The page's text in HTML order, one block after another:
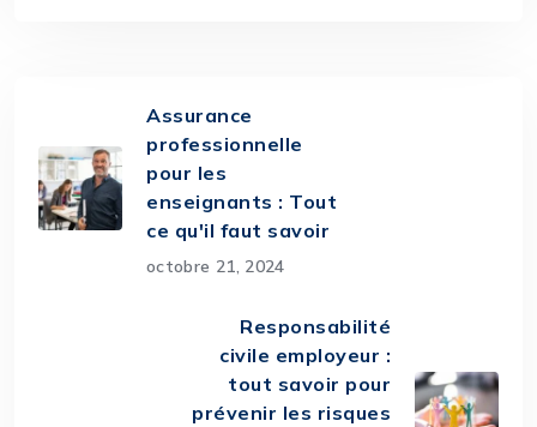
Assurance
professionnelle
pour les
enseignants : Tout
ce qu'il faut savoir
octobre 21, 2024
Responsabilité
civile employeur :
tout savoir pour
prévenir les risques